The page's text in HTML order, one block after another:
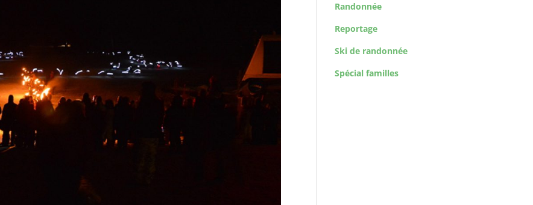
Randonnée
Reportage
Ski de randonnée
Spécial familles